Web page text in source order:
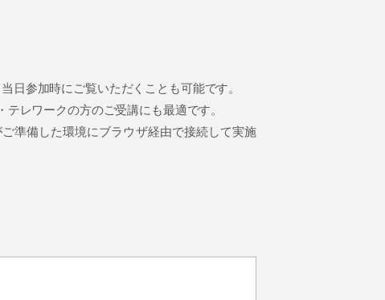
日参加時にご覧いただくことも可能です。
レワークの方のご受講にも最適です。
準備した環境にブラウザ経由で接続して実施